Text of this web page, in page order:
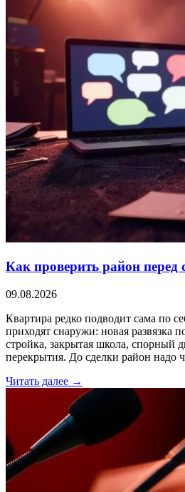
Как проверить район перед
09.08.2026
Квартира редко подводит сама по
приходят снаружи: новая развязка
стройка, закрытая школа, спорный
перекрытия. До сделки район надо
Читать далее →